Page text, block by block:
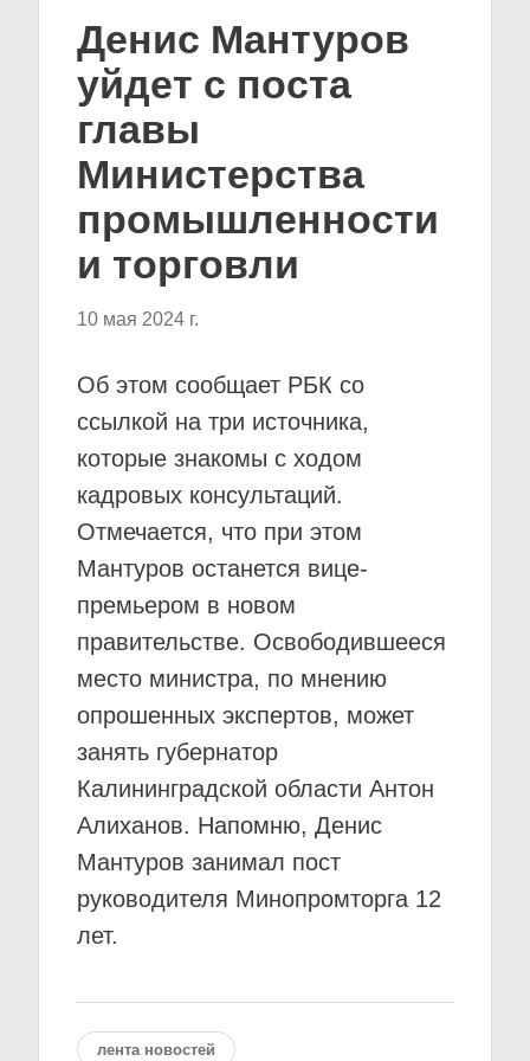
Денис Мантуров
уйдет с поста
главы
Министерства
промышленности
и торговли
10 мая 2024 г.
Об этом сообщает РБК со
ссылкой на три источника,
которые знакомы с ходом
кадровых консультаций.
Отмечается, что при этом
Мантуров останется вице-
премьером в новом
правительстве. Освободившееся
место министра, по мнению
опрошенных экспертов, может
занять губернатор
Калининградской области Антон
Алиханов. Напомню, Денис
Мантуров занимал пост
руководителя Минопромторга 12
лет.
лента новостей